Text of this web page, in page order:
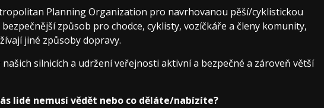
Planning Organization pro navrhovanou pěší/cyklistickou
způsob pro chodce, cyklisty, vozíčkáře a členy komunity,
jiné způsoby dopravy.
silnicích a udržení veřejnosti aktivní a bezpečné a zároveň větší
lidé nemusí vědět nebo co děláte/nabízíte?